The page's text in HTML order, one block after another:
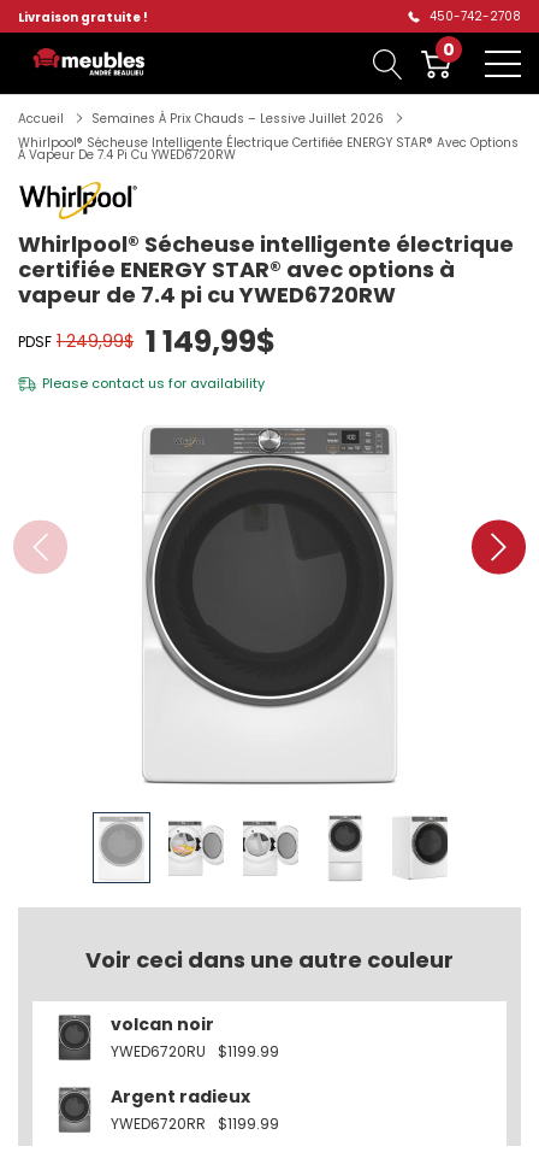
Livraison gratuite ! 450-742-2708
0
Accueil
Semaines À Prix Chauds – Lessive Juillet 2026
Whirlpool® Sécheuse Intelligente Électrique Certifiée ENERGY STAR® Avec Options
À Vapeur De 7.4 Pi Cu YWED6720RW
Whirlpool® Sécheuse intelligente électrique
certifiée ENERGY STAR® avec options à
vapeur de 7.4 pi cu YWED6720RW
PDSF 1 249,99$ 1 149,99$
Please contact us for availability
Voir ceci dans une autre couleur
volcan noir
YWED6720RU $1199.99
Argent radieux
YWED6720RR $1199.99